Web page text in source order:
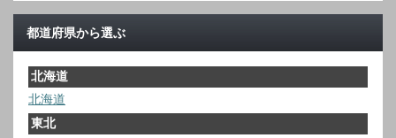
都道府県から選ぶ
北海道
北海道
東北